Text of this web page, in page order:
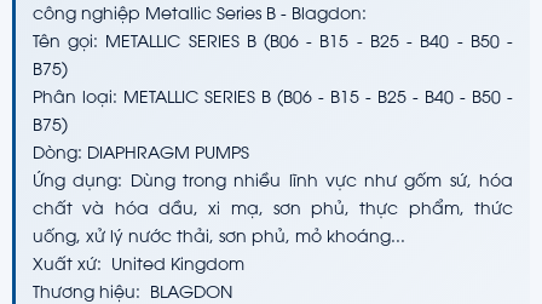
công nghiệp Metallic Series B - Blagdon:
Tên gọi: METALLIC SERIES B (B06 - B15 - B25 - B40 - B50 -
B75)
Phân loại: METALLIC SERIES B (B06 - B15 - B25 - B40 - B50 -
B75)
Dòng: DIAPHRAGM PUMPS
Ứng dụng: Dùng trong nhiều lĩnh vực như gốm sứ, hóa
chất và hóa dầu, xi mạ, sơn phủ, thực phẩm, thức
uống, xử lý nước thải, sơn phủ, mỏ khoáng...
Xuất xứ: United Kingdom
Thương hiệu: BLAGDON